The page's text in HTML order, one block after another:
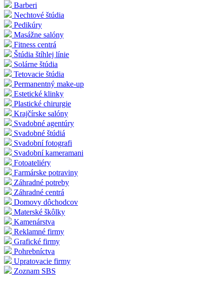
Barberi
Nechtové štúdia
Pedikúry
Masážne salóny
Fitness centrá
Štúdia štíhlej línie
Solárne štúdia
Tetovacie štúdia
Permanentný make-up
Estetické klinky
Plastické chirurgie
Krajčírske salóny
Svadobné agentúry
Svadobné štúdiá
Svadobní fotografi
Svadobní kameramani
Fotoateliéry
Farmárske potraviny
Záhradné potreby
Záhradné centrá
Domovy dôchodcov
Materské škôlky
Kamenárstva
Reklamné firmy
Grafické firmy
Pohrebníctva
Upratovacie firmy
Zoznam SBS